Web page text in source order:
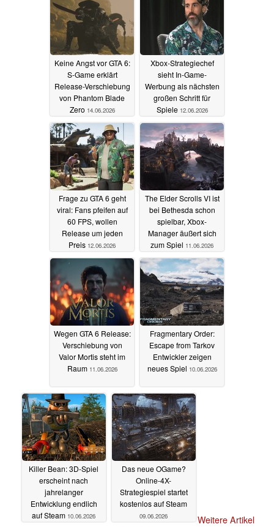
Keine Angst vor GTA 6:
S-Game erklärt
Release-Verschiebung
von Phantom Blade
Zero 14.06.2026
Xbox-Strategiechef
sieht In-Game-
Werbung als nächsten
großen Schritt für
Spiele 12.06.2026
Frage zu GTA 6 geht
viral: Fans pfeifen auf
60 FPS, wollen
Release um jeden
Preis 12.06.2026
The Elder Scrolls VI ist
bei Bethesda schon
spielbar, Xbox-
Manager äußert sich
zum Spiel 11.06.2026
Wegen GTA 6 Release:
Verschiebung von
Valor Mortis steht im
Raum 11.06.2026
Fragmentary Order:
Escape from Tarkov
Entwickler zeigen
neues Spiel 10.06.2026
Killer Bean: 3D-Spiel
erscheint nach
jahrelanger
Entwicklung endlich
auf Steam 10.06.2026
Das neue OGame?
Online-4X-
Strategiespiel startet
kostenlos auf Steam
09.06.2026
Weitere Artikel